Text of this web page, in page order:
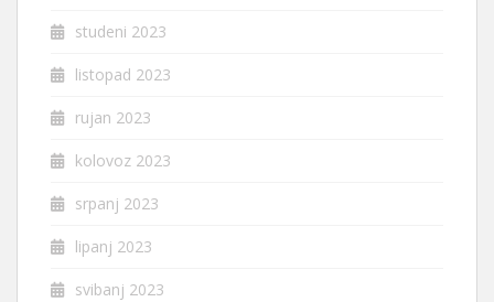
studeni 2023
listopad 2023
rujan 2023
kolovoz 2023
srpanj 2023
lipanj 2023
svibanj 2023